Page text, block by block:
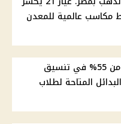
كليات ومعاهد تقبل من 55% في تنسيق
أبرز البدائل المتاحة لطلاب